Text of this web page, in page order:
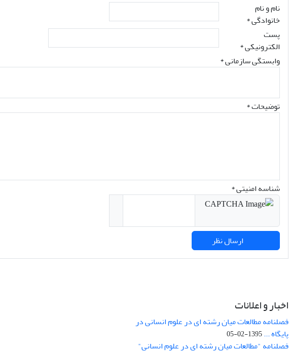
نام و نام
خانوادگی*
پست
الکترونیکی*
وابستگی سازمانی *
توضیحات *
شناسه امنیتی *
اخبار و اعلانات
فصلنامه مطالعات میان رشته ای در علوم انسانی در
پایگاه ...1395-02-05
فصلنامه "مطالعات میان رشته ای در علوم انسانی"